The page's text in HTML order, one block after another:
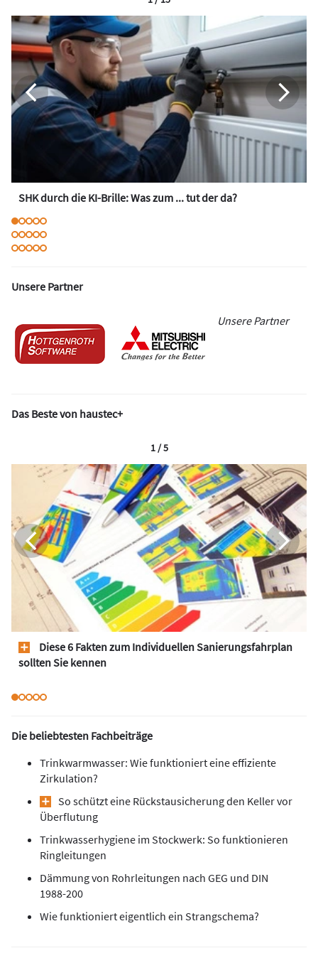
SHK durch die KI-Brille: Was zum ... tut der da?
Unsere Partner
Unsere Partner
Das Beste von haustec+
Diese 6 Fakten zum Individuellen Sanierungsfahrplan
sollten Sie kennen
1 / 5
Die beliebtesten Fachbeiträge
Trinkwarmwasser: Wie funktioniert eine effiziente
Zirkulation?
So schützt eine Rückstausicherung den Keller vor
Überflutung
Trinkwasserhygiene im Stockwerk: So funktionieren
Ringleitungen
Dämmung von Rohrleitungen nach GEG und DIN
1988-200
Wie funktioniert eigentlich ein Strangschema?